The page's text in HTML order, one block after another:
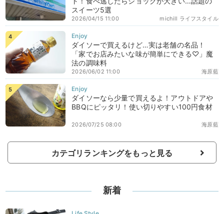
スイーツ5選
michill ライフスタイル
2026/04/15 11:00
ダイソーで買えるけど…実は老舗の名品！
「家でお店みたいな味が簡単にできる♡」魔
法の調味料
海原藍
2026/06/02 11:00
ダイソーなら少量で買えるよ！アウトドアや
BBQにピッタリ！使い切りやすい100円食材
海原藍
2026/07/25 08:00
カテゴリランキングをもっと見る
新着